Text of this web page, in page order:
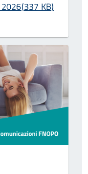
(337 KB)